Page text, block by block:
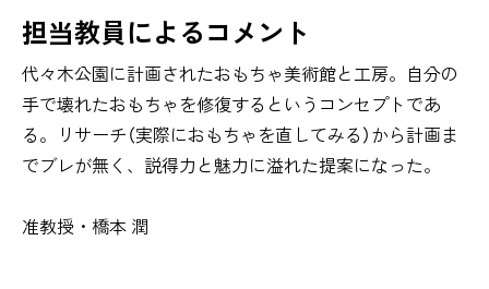
担当教員によるコメント
代々木公園に計画されたおもちゃ美術館と工房。自分の
手で壊れたおもちゃを修復するというコンセプトであ
る。リサーチ（実際におもちゃを直してみる）から計画ま
でブレが無く、説得力と魅力に溢れた提案になった。
准教授・橋本 潤